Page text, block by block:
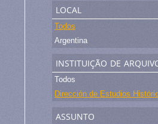
local
Todos
Argentina
instituição de
Todos
assunto